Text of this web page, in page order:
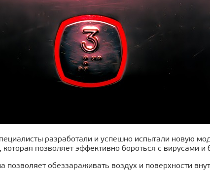
разработали и успешно испытали новую
которая позволяет эффективно бороться с вирусами
позволяет обеззараживать воздух и поверхности